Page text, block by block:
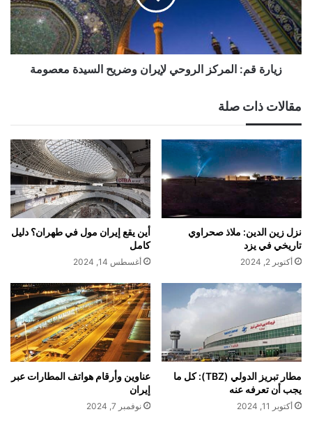
وضريح
السيدة
معصومة
زيارة قم: المركز الروحي لإيران وضريح السيدة معصومة
مقالات ذات صلة
نزل زين الدين: ملاذ صحراوي
تاريخي في يزد
أكتوبر 2, 2024
أين يقع إيران مول في طهران؟ دليل
كامل
أغسطس 14, 2024
مطار تبريز الدولي (TBZ): كل ما
يجب أن تعرفه عنه
أكتوبر 11, 2024
عناوين وأرقام هواتف المطارات عبر
إيران
نوفمبر 7, 2024